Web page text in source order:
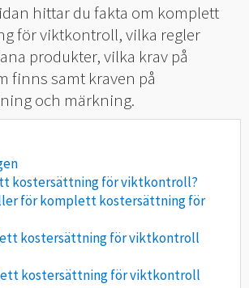
hittar du fakta om komplett
för viktkontroll, vilka regler
produkter, vilka krav på
finns samt kraven på
och märkning.
kostersättning för viktkontroll?
för komplett kostersättning för
kostersättning för viktkontroll
kostersättning för viktkontroll